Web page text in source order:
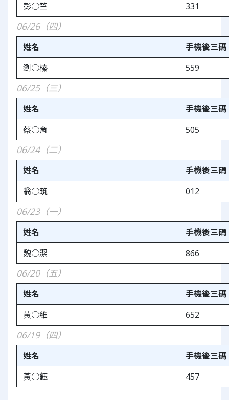
彭○竺
331
06/26（四）
姓名
手機後三碼
劉○榛
559
06/25（三）
姓名
手機後三碼
蔡○育
505
06/24（二）
姓名
手機後三碼
翁○筑
012
06/23（一）
姓名
手機後三碼
魏○潔
866
06/20（五）
姓名
手機後三碼
黃○維
652
06/19（四）
姓名
手機後三碼
黃○鈺
457